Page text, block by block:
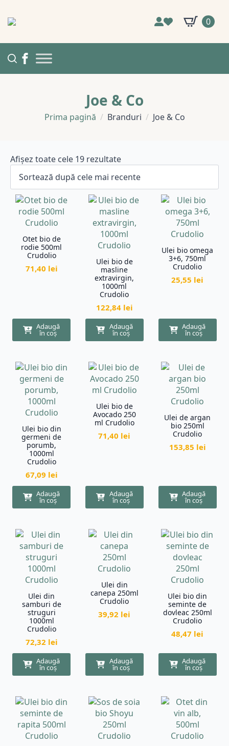
0
Joe & Co
Prima pagină Branduri Joe & Co
Afișez toate cele 19 rezultateSortat
cele
mai
recente
Otet bio de
rodie 500ml
Crudolio
71,40 lei
Adaugă
în coș
Ulei bio de
masline
extravirgin,
1000ml
Crudolio
122,84 lei
Adaugă
în coș
Ulei bio omega
3+6, 750ml
Crudolio
25,55 lei
Adaugă
în coș
Ulei bio din
germeni de
porumb,
1000ml
Crudolio
67,09 lei
Adaugă
în coș
Ulei bio de
Avocado 250
ml Crudolio
71,40 lei
Adaugă
în coș
Ulei de argan
bio 250ml
Crudolio
153,85 lei
Adaugă
în coș
Ulei din
samburi de
struguri
1000ml
Crudolio
72,32 lei
Adaugă
în coș
Ulei din
canepa 250ml
Crudolio
39,92 lei
Adaugă
în coș
Ulei bio din
seminte de
dovleac 250ml
Crudolio
48,47 lei
Adaugă
în coș